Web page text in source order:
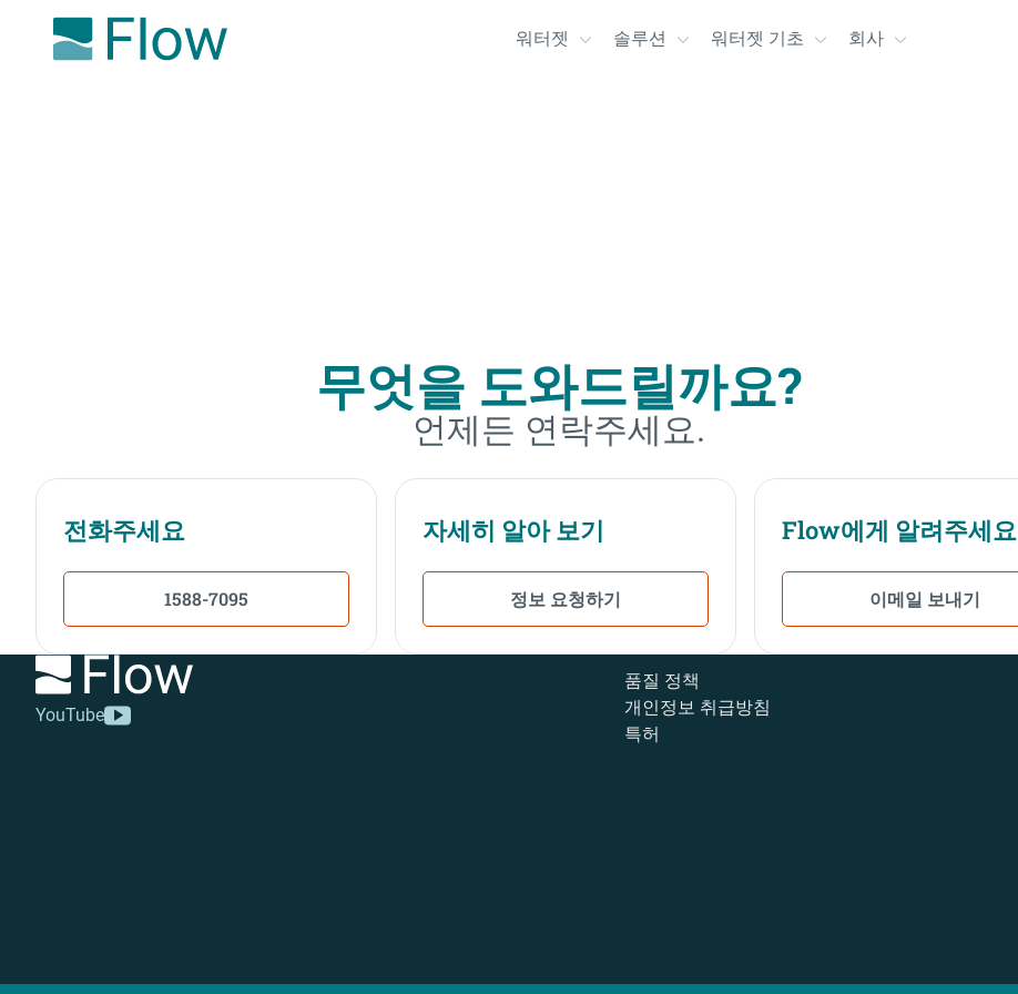
워터젯 솔루션 워터젯 기초 회사
무엇을 도와드릴까요?
언제든 연락주세요.
전화주세요
1588-7095
자세히 알아 보기
정보 요청하기
Flow에게 알려주세요
이메일 보내기
YouTube
품질 정책
개인정보 취급방침
특허